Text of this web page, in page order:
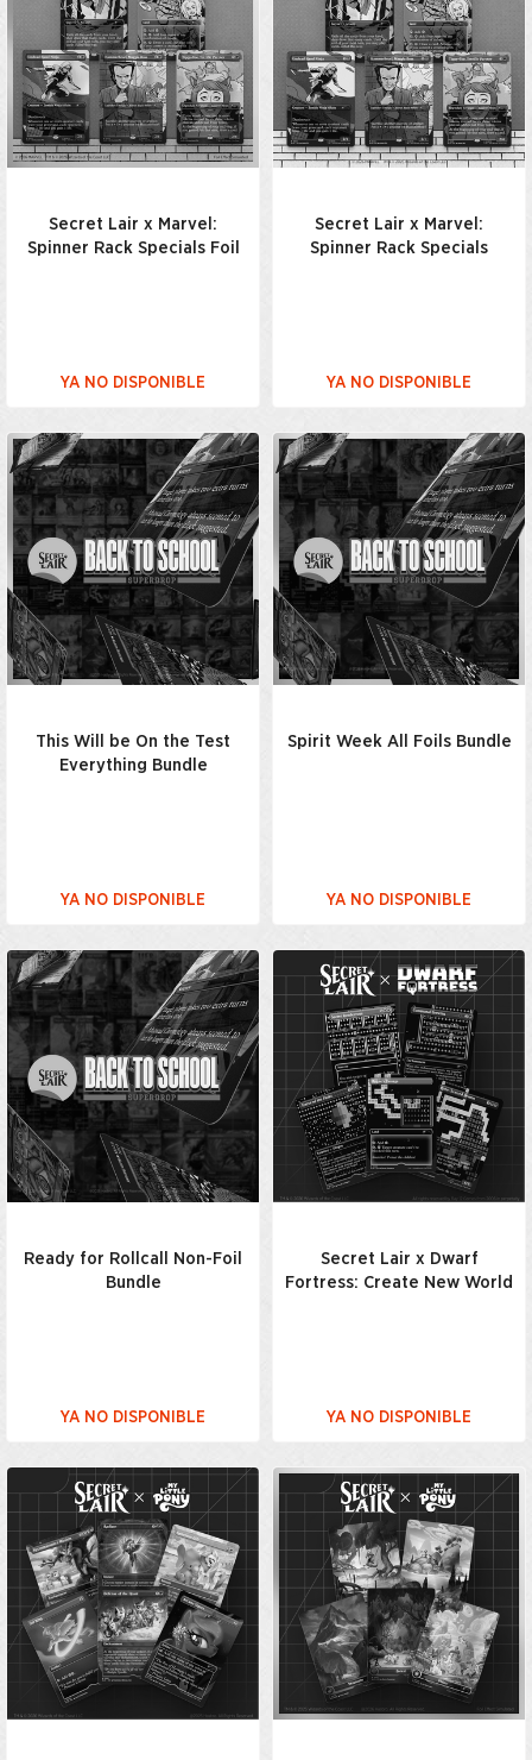
Secret Lair x Marvel:
Spinner Rack Specials Foil
YA NO DISPONIBLE
Secret Lair x Marvel:
Spinner Rack Specials
YA NO DISPONIBLE
This Will be On the Test
Everything Bundle
YA NO DISPONIBLE
Spirit Week All Foils Bundle
YA NO DISPONIBLE
Ready for Rollcall Non-Foil
Bundle
YA NO DISPONIBLE
Secret Lair x Dwarf
Fortress: Create New World
YA NO DISPONIBLE